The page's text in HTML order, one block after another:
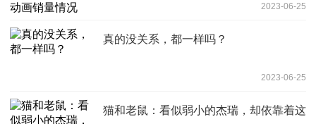
2023-06-25
真的没关系，都一样吗？
2023-06-25
猫和老鼠：看似弱小的杰瑞，却依靠着这